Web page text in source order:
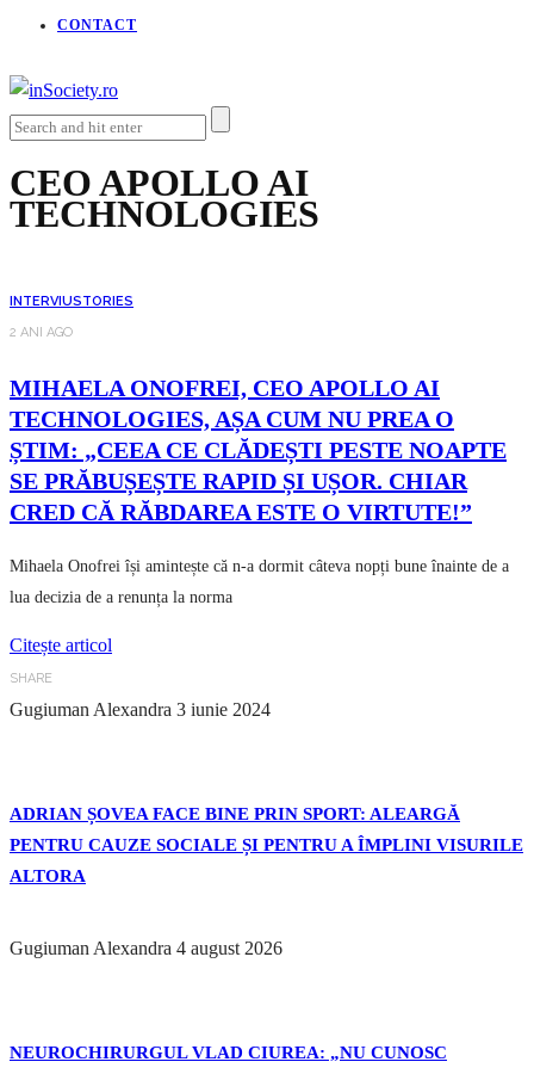
CONTACT
CEO APOLLO AI
TECHNOLOGIES
INTERVIUSTORIES
2 ANI AGO
MIHAELA ONOFREI, CEO APOLLO AI
TECHNOLOGIES, AȘA CUM NU PREA O
ȘTIM: „CEEA CE CLĂDEȘTI PESTE NOAPTE
SE PRĂBUȘEȘTE RAPID ȘI UȘOR. CHIAR
CRED CĂ RĂBDAREA ESTE O VIRTUTE!”
Mihaela Onofrei își amintește că n-a dormit câteva nopți bune înainte de a
lua decizia de a renunța la norma
Citește articol
SHARE
Gugiuman Alexandra 3 iunie 2024
ADRIAN ȘOVEA FACE BINE PRIN SPORT: ALEARGĂ
PENTRU CAUZE SOCIALE ȘI PENTRU A ÎMPLINI VISURILE
ALTORA
Gugiuman Alexandra 4 august 2026
NEUROCHIRURGUL VLAD CIUREA: „NU CUNOSC